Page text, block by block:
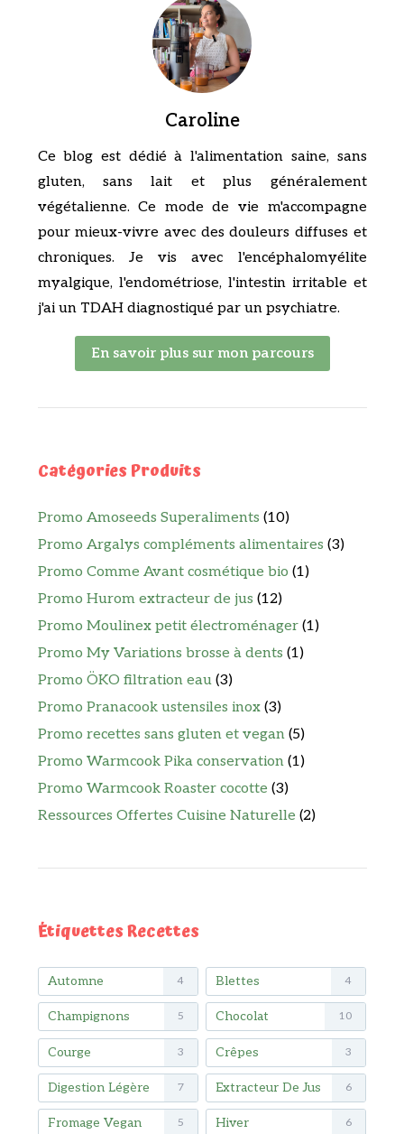
Caroline
Ce blog est dédié à l'alimentation saine, sans
gluten, sans lait et plus généralement
végétalienne. Ce mode de vie m'accompagne
pour mieux-vivre avec des douleurs diffuses et
chroniques. Je vis avec l'encéphalomyélite
myalgique, l'endométriose, l'intestin irritable et
j'ai un TDAH diagnostiqué par un psychiatre.
En savoir plus sur mon parcours
Catégories Produits
Promo Amoseeds Superaliments (10)
Promo Argalys compléments alimentaires (3)
Promo Comme Avant cosmétique bio (1)
Promo Hurom extracteur de jus (12)
Promo Moulinex petit électroménager (1)
Promo My Variations brosse à dents (1)
Promo ÖKO filtration eau (3)
Promo Pranacook ustensiles inox (3)
Promo recettes sans gluten et vegan (5)
Promo Warmcook Pika conservation (1)
Promo Warmcook Roaster cocotte (3)
Ressources Offertes Cuisine Naturelle (2)
Étiquettes Recettes
Automne 4 Blettes 4
Champignons 5 Chocolat 10
Courge 3 Crêpes 3
Digestion Légère 7 Extracteur De Jus 6
Fromage Vegan 5 Hiver 6